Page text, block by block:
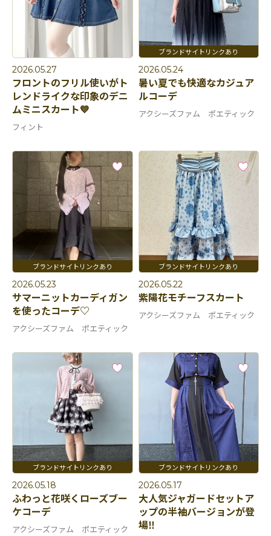
2026.05.27
フロントのフリル使いがト
レンドライクな印象のデニ
ムミニスカート💙
フィント
2026.05.24
暑い夏でも快適なカジュア
ルコーデ
アクシーズファム ポエティック
2026.05.23
サマーニットカーディガン
を使ったコーデ♡
アクシーズファム ポエティック
2026.05.22
紫陽花モチーフスカート
アクシーズファム ポエティック
2026.05.18
ふわっと花咲くローズブー
ケコーデ
アクシーズファム ポエティック
2026.05.17
大人気ジャガードセットア
ップの半袖バージョンが登
場‼